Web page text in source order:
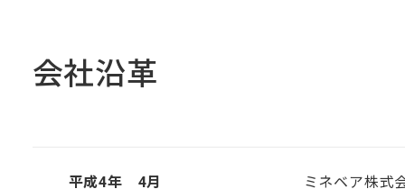
会社沿革
平成4年 4月 ミネベア株式